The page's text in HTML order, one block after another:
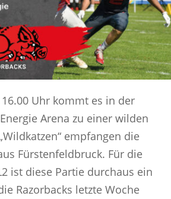
Uhr kommt es in der
Arena zu einer wilden
empfangen die
Fürstenfeldbruck. Für die
ist diese Partie durchaus ein
Razorbacks letzte Woche